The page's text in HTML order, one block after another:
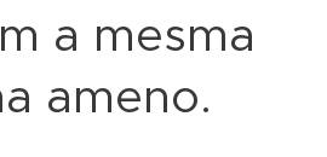
a mesma
ameno.